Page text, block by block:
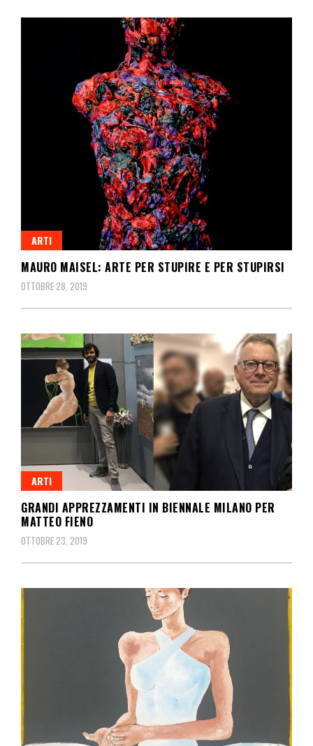
ARTI
MAURO MAISEL: ARTE PER STUPIRE E PER STUPIRSI
OTTOBRE 28, 2019
ARTI
GRANDI APPREZZAMENTI IN BIENNALE MILANO PER
MATTEO FIENO
OTTOBRE 23, 2019